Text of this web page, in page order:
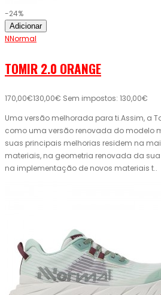
-24%
Adicionar
NNormal
TOMIR 2.0 ORANGE
170,00€130,00€ Sem impostos: 130,00€
Uma versão melhorada para ti.Assim, a
como uma versão renovada do modelo
suas principais melhorias residem na
materiais, na geometria renovada da
na implementação de novos materiais t..